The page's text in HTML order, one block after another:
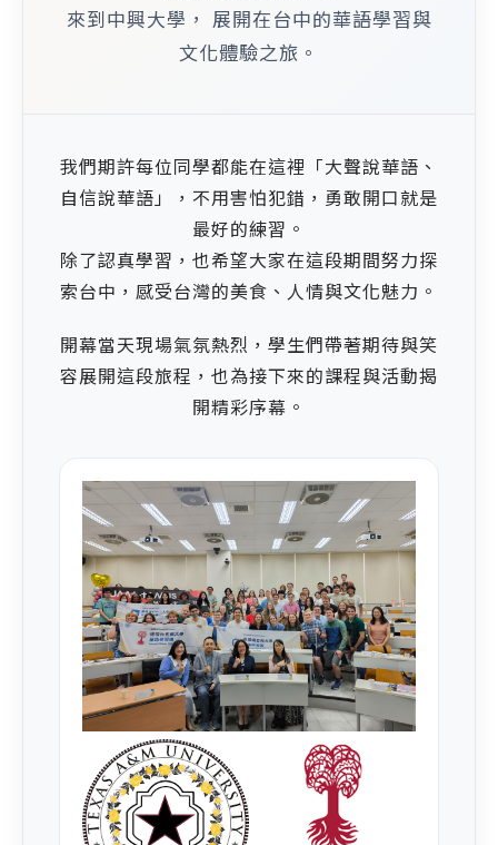
來到中興大學， 展開在台中的華語學習與
文化體驗之旅。
我們期許每位同學都能在這裡「大聲說華語、
自信說華語」，不用害怕犯錯，勇敢開口就是
最好的練習。
除了認真學習，也希望大家在這段期間努力探
索台中，感受台灣的美食、人情與文化魅力。
開幕當天現場氣氛熱烈，學生們帶著期待與笑
容展開這段旅程，也為接下來的課程與活動揭
開精彩序幕。